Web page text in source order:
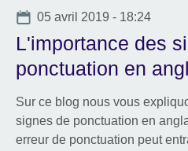
Date
05 avril 2019 - 18:24
L'importance des
ponctuation en
Sur ce blog nous vous
signes de ponctuation en
erreur de ponctuation peut